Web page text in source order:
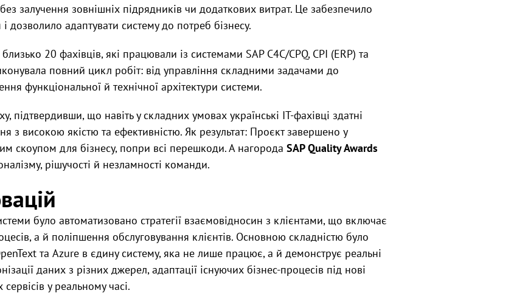
залучення зовнішніх підрядників чи додаткових витрат. Це забезпечило
адаптувати систему до потреб бізнесу.
20 фахівців, які працювали із системами SAP C4C/CPQ, CPI (ERP) та
повний цикл робіт: від управління складними задачами до
функціональної й технічної архітектури системи.
підтвердивши, що навіть у складних умовах українські IT-фахівці здатні
з високою якістю та ефективністю. Як результат: Проєкт завершено у
скоупом для бізнесу, попри всі перешкоди. А нагорода SAP Quality Awards
рішучості й незламності команди.
було автоматизовано стратегії взаємовідносин з клієнтами, що включає
а й поліпшення обслуговування клієнтів. Основною складністю було
та Azure в єдину систему, яка не лише працює, а й демонструє реальні
даних з різних джерел, адаптації існуючих бізнес-процесів під нові
у реальному часі.